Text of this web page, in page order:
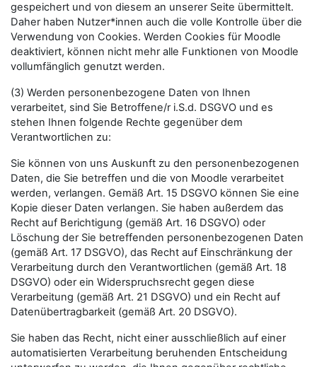
gespeichert und von diesem an unserer Seite übermittelt.
Daher haben Nutzer*innen auch die volle Kontrolle über die
Verwendung von Cookies. Werden Cookies für Moodle
deaktiviert, können nicht mehr alle Funktionen von Moodle
vollumfänglich genutzt werden.
(3) Werden personenbezogene Daten von Ihnen
verarbeitet, sind Sie Betroffene/r i.S.d. DSGVO und es
stehen Ihnen folgende Rechte gegenüber dem
Verantwortlichen zu:
Sie können von uns Auskunft zu den personenbezogenen
Daten, die Sie betreffen und die von Moodle verarbeitet
werden, verlangen. Gemäß Art. 15 DSGVO können Sie eine
Kopie dieser Daten verlangen. Sie haben außerdem das
Recht auf Berichtigung (gemäß Art. 16 DSGVO) oder
Löschung der Sie betreffenden personenbezogenen Daten
(gemäß Art. 17 DSGVO), das Recht auf Einschränkung der
Verarbeitung durch den Verantwortlichen (gemäß Art. 18
DSGVO) oder ein Widerspruchsrecht gegen diese
Verarbeitung (gemäß Art. 21 DSGVO) und ein Recht auf
Datenübertragbarkeit (gemäß Art. 20 DSGVO).
Sie haben das Recht, nicht einer ausschließlich auf einer
automatisierten Verarbeitung beruhenden Entscheidung